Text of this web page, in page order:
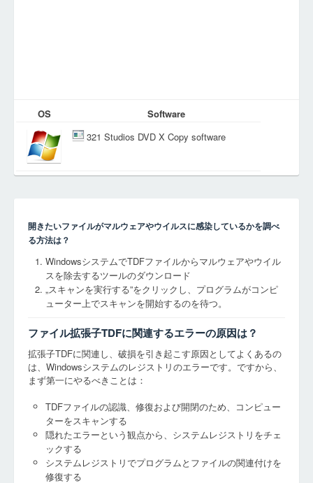
OS
Software
321 Studios DVD X Copy software
開きたいファイルがマルウェアやウイルスに感染しているかを調べ
る方法は？
WindowsシステムでTDFファイルからマルウェアやウイル
スを除去するツールのダウンロード
„スキャンを実行する”をクリックし、プログラムがコンピ
ューター上でスキャンを開始するのを待つ。
ファイル拡張子TDFに関連するエラーの原因は？
拡張子TDFに関連し、破損を引き起こす原因としてよくあるの
は、Windowsシステムのレジストリのエラーです。ですから、
まず第一にやるべきことは：
TDFファイルの認識、修復および開閉のため、コンピュー
ターをスキャンする
隠れたエラーという観点から、システムレジストリをチェ
ックする
システムレジストリでプログラムとファイルの関連付けを
修復する